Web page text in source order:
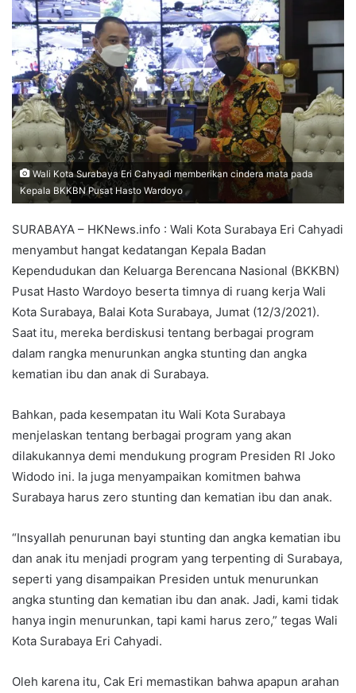
Wali Kota Surabaya Eri Cahyadi memberikan cindera mata pada
Kepala BKKBN Pusat Hasto Wardoyo
SURABAYA – HKNews.info : Wali Kota Surabaya Eri Cahyadi
menyambut hangat kedatangan Kepala Badan
Kependudukan dan Keluarga Berencana Nasional (BKKBN)
Pusat Hasto Wardoyo beserta timnya di ruang kerja Wali
Kota Surabaya, Balai Kota Surabaya, Jumat (12/3/2021).
Saat itu, mereka berdiskusi tentang berbagai program
dalam rangka menurunkan angka stunting dan angka
kematian ibu dan anak di Surabaya.
Bahkan, pada kesempatan itu Wali Kota Surabaya
menjelaskan tentang berbagai program yang akan
dilakukannya demi mendukung program Presiden RI Joko
Widodo ini. Ia juga menyampaikan komitmen bahwa
Surabaya harus zero stunting dan kematian ibu dan anak.
“Insyallah penurunan bayi stunting dan angka kematian ibu
dan anak itu menjadi program yang terpenting di Surabaya,
seperti yang disampaikan Presiden untuk menurunkan
angka stunting dan kematian ibu dan anak. Jadi, kami tidak
hanya ingin menurunkan, tapi kami harus zero,” tegas Wali
Kota Surabaya Eri Cahyadi.
Oleh karena itu, Cak Eri memastikan bahwa apapun arahan